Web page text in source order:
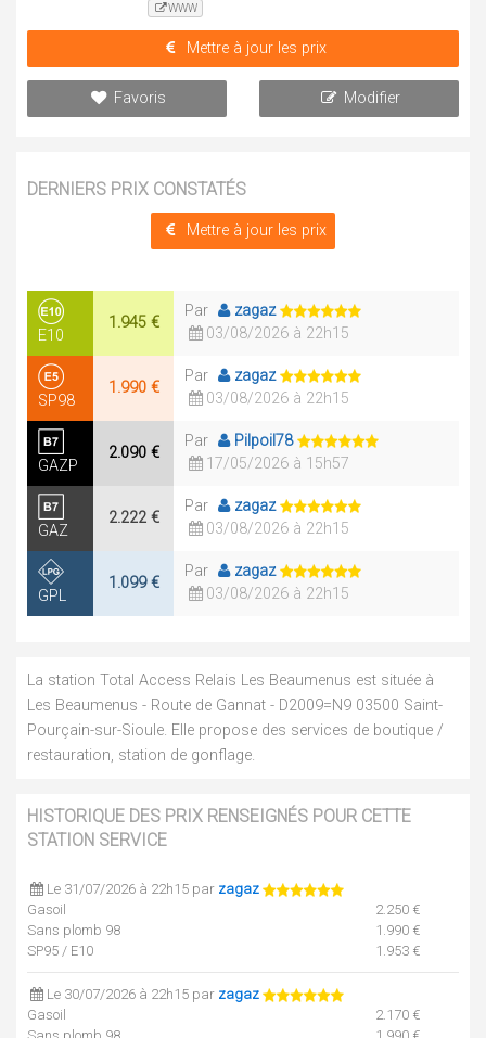
WWW
Mettre à jour les prix
Favoris Modifier
DERNIERS PRIX CONSTATÉS
Mettre à jour les prix
E10
1.945 €
Par
zagaz
03/08/2026 à 22h15
SP98
1.990 €
Par
zagaz
03/08/2026 à 22h15
GAZP
2.090 €
Par
Pilpoil78
17/05/2026 à 15h57
GAZ
2.222 €
Par
zagaz
03/08/2026 à 22h15
GPL
1.099 €
Par
zagaz
03/08/2026 à 22h15
La station Total Access Relais Les Beaumenus est située à
Les Beaumenus - Route de Gannat - D2009=N9 03500 Saint-
Pourçain-sur-Sioule. Elle propose des services de boutique /
restauration, station de gonflage.
HISTORIQUE DES PRIX RENSEIGNÉS POUR CETTE
STATION SERVICE
Le 31/07/2026 à 22h15 par zagaz
Gasoil
2.250 €
Sans plomb 98
1.990 €
SP95 / E10
1.953 €
Le 30/07/2026 à 22h15 par zagaz
Gasoil
2.170 €